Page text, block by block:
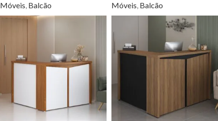
Móveis, Balcão Móveis, Balcão